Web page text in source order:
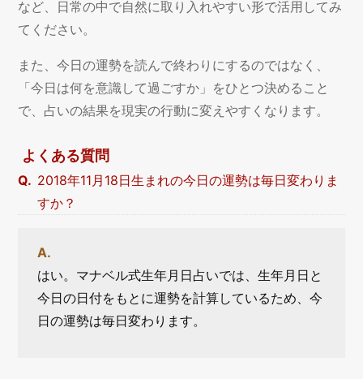
など、日常の中で自然に取り入れやすい形で活用してみ
てください。
また、今日の運勢を読んで終わりにするのではなく、
「今日は何を意識して過ごすか」をひとつ決めること
で、占いの結果を現実の行動に変えやすくなります。
よくある質問
2018年11月18日生まれの今日の運勢は毎日変わりま
すか？
はい。マナベル式生年月日占いでは、生年月日と
今日の日付をもとに運勢を計算しているため、今
日の運勢は毎日変わります。